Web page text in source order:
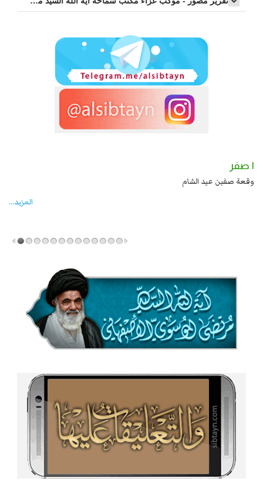
علي بن الحسين عليهما السلام قتل صاحب الزنج